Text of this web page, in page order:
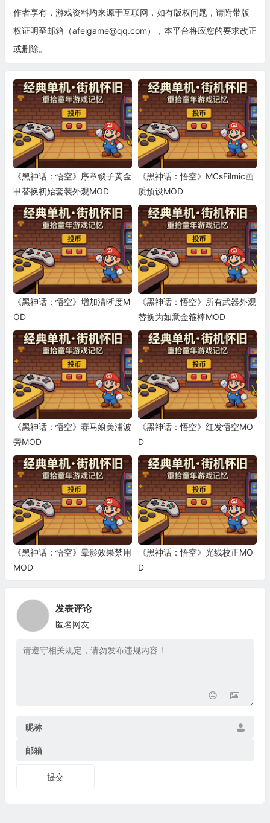
作者享有，游戏资料均来源于互联网，如有版权问题，请附带版
权证明至邮箱（afeigame@qq.com），本平台将应您的要求改正
或删除。
《黑神话：悟空》序章锁子黄金
甲替换初始套装外观MOD
《黑神话：悟空》MCsFilmic画
质预设MOD
《黑神话：悟空》增加清晰度M
OD
《黑神话：悟空》所有武器外观
替换为如意金箍棒MOD
《黑神话：悟空》赛马娘美浦波
旁MOD
《黑神话：悟空》红发悟空MO
D
《黑神话：悟空》晕影效果禁用
MOD
《黑神话：悟空》光线校正MO
D
发表评论
匿名网友
昵称
邮箱
提交